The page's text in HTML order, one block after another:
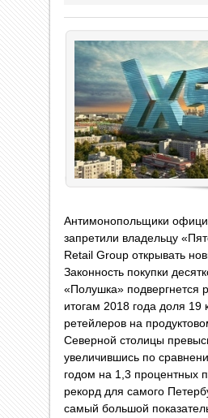
Антимонопольщики
запретили владельцу
Retail Group открывать
Законность покупки
«Полушка» подвергнется
итогам 2018 года доля 19
ретейлеров на
Северной столицы
увеличившись по
годом на 1,3 процентных
рекорд для самого
самый большой